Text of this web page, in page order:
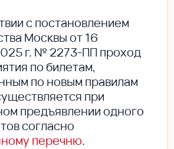
с постановлением
Москвы от 16
г. № 2273-ПП проход
по билетам,
по новым правилам
при
предъявлении одного
согласно
перечню.